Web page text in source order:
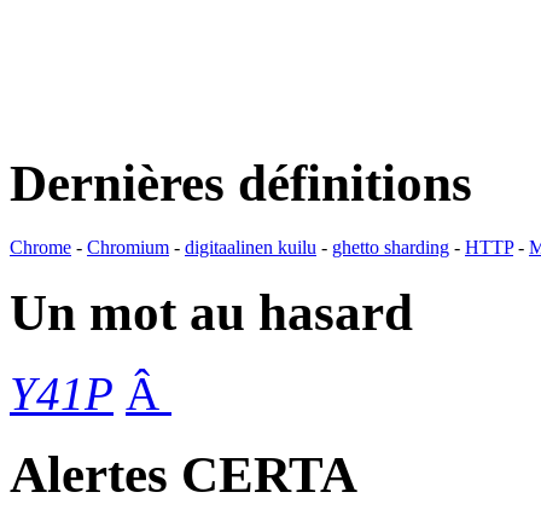
Dernières définitions
Chrome - Chromium - digitaalinen kuilu - ghetto sharding - HTTP-
Un mot au hasard
Y41P Â
Alertes CERTA